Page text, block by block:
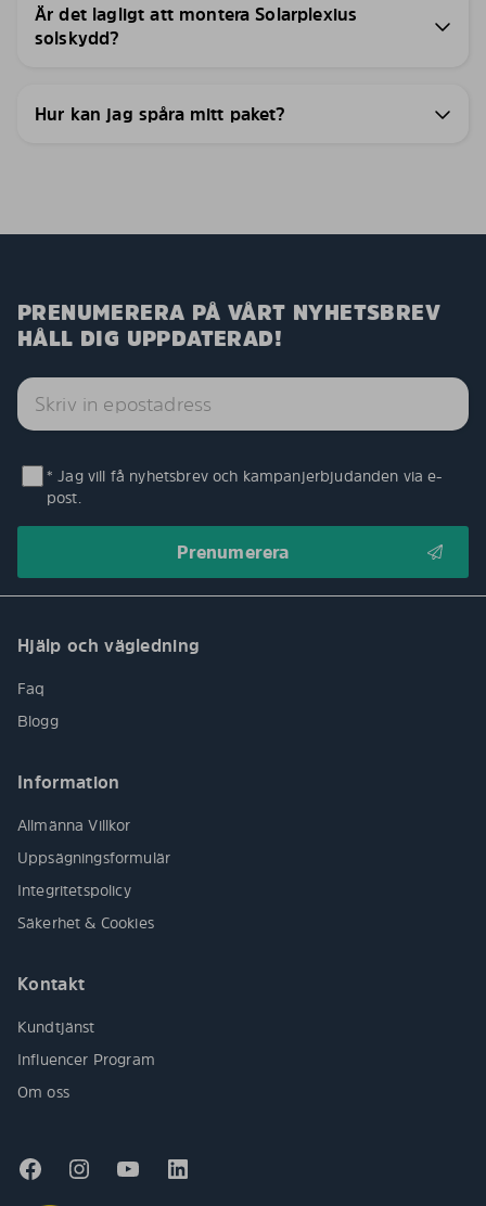
Är det lagligt att montera Solarplexius
solskydd?
Hur kan jag spåra mitt paket?
PRENUMERERA PÅ VÅRT NYHETSBREV
HÅLL DIG UPPDATERAD!
* Jag vill få nyhetsbrev och kampanjerbjudanden via e-
post.
Hjälp och vägledning
Faq
Blogg
Information
Allmänna Villkor
Uppsägningsformulär
Integritetspolicy
Säkerhet & Cookies
Kontakt
Kundtjänst
Influencer Program
Om oss